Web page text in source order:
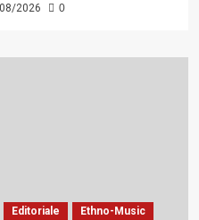
2026 0
Editoriale
Ethno-Music